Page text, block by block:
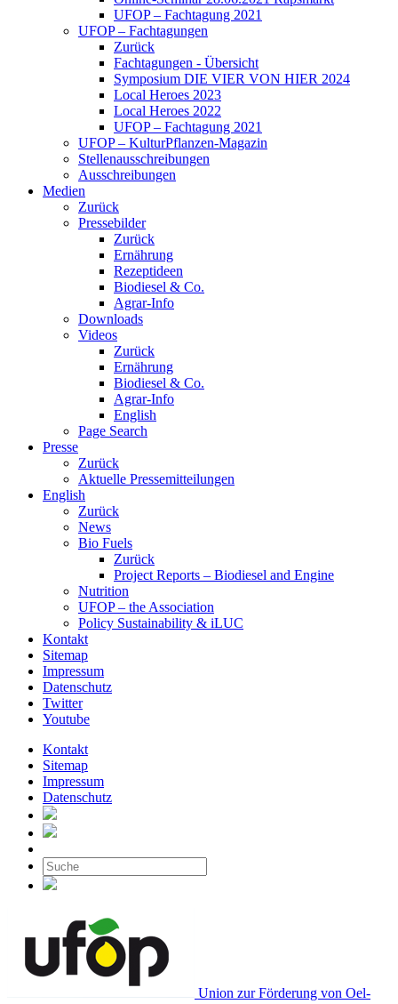
UFOP – Fachtagung 2021
UFOP – Fachtagungen
Zurück
Fachtagungen - Übersicht
Symposium DIE VIER VON HIER 2024
Local Heroes 2023
Local Heroes 2022
UFOP – Fachtagung 2021
UFOP – KulturPflanzen-Magazin
Stellenausschreibungen
Ausschreibungen
Medien
Zurück
Pressebilder
Zurück
Ernährung
Rezeptideen
Biodiesel & Co.
Agrar-Info
Downloads
Videos
Zurück
Ernährung
Biodiesel & Co.
Agrar-Info
English
Page Search
Presse
Zurück
Aktuelle Pressemitteilungen
English
Zurück
News
Bio Fuels
Zurück
Project Reports – Biodiesel and Engine
Nutrition
UFOP – the Association
Policy Sustainability & iLUC
Kontakt
Sitemap
Impressum
Datenschutz
Twitter
Youtube
Kontakt
Sitemap
Impressum
Datenschutz
Union zur Förderung von Oel-